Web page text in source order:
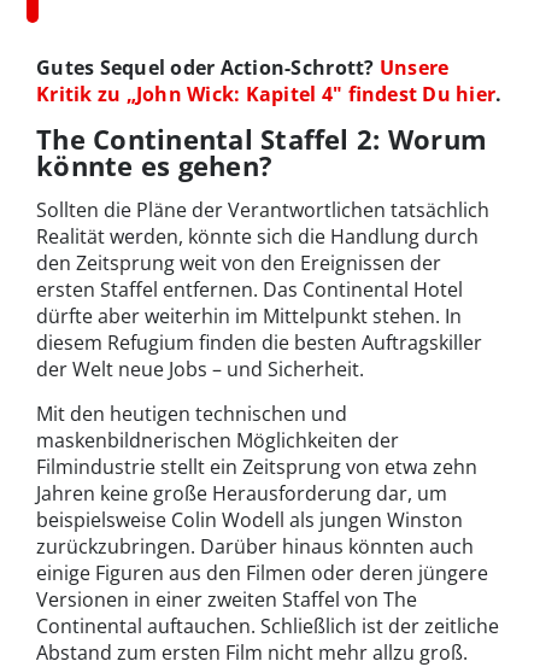
Gutes Sequel oder Action-Schrott? Unsere
Kritik zu „John Wick: Kapitel 4" findest Du hier.
The Continental Staffel 2: Worum
könnte es gehen?
Sollten die Pläne der Verantwortlichen tatsächlich
Realität werden, könnte sich die Handlung durch
den Zeitsprung weit von den Ereignissen der
ersten Staffel entfernen. Das Continental Hotel
dürfte aber weiterhin im Mittelpunkt stehen. In
diesem Refugium finden die besten Auftragskiller
der Welt neue Jobs – und Sicherheit.
Mit den heutigen technischen und
maskenbildnerischen Möglichkeiten der
Filmindustrie stellt ein Zeitsprung von etwa zehn
Jahren keine große Herausforderung dar, um
beispielsweise Colin Wodell als jungen Winston
zurückzubringen. Darüber hinaus könnten auch
einige Figuren aus den Filmen oder deren jüngere
Versionen in einer zweiten Staffel von The
Continental auftauchen. Schließlich ist der zeitliche
Abstand zum ersten Film nicht mehr allzu groß.